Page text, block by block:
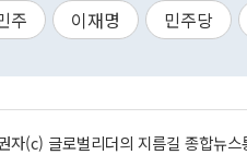
주 이재명 민주당
자(c) 글로벌리더의 지름길 종합뉴